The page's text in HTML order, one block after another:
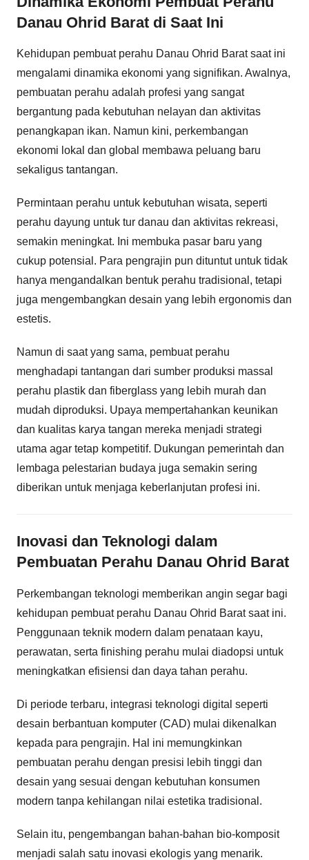
Danau Ohrid Barat di Saat Ini
Kehidupan pembuat perahu Danau Ohrid Barat saat ini
mengalami dinamika ekonomi yang signifikan. Awalnya,
pembuatan perahu adalah profesi yang sangat
bergantung pada kebutuhan nelayan dan aktivitas
penangkapan ikan. Namun kini, perkembangan
ekonomi lokal dan global membawa peluang baru
sekaligus tantangan.
Permintaan perahu untuk kebutuhan wisata, seperti
perahu dayung untuk tur danau dan aktivitas rekreasi,
semakin meningkat. Ini membuka pasar baru yang
cukup potensial. Para pengrajin pun dituntut untuk tidak
hanya mengandalkan bentuk perahu tradisional, tetapi
juga mengembangkan desain yang lebih ergonomis dan
estetis.
Namun di saat yang sama, pembuat perahu
menghadapi tantangan dari sumber produksi massal
perahu plastik dan fiberglass yang lebih murah dan
mudah diproduksi. Upaya mempertahankan keunikan
dan kualitas karya tangan mereka menjadi strategi
utama agar tetap kompetitif. Dukungan pemerintah dan
lembaga pelestarian budaya juga semakin sering
diberikan untuk menjaga keberlanjutan profesi ini.
Inovasi dan Teknologi dalam
Pembuatan Perahu Danau Ohrid Barat
Perkembangan teknologi memberikan angin segar bagi
kehidupan pembuat perahu Danau Ohrid Barat saat ini.
Penggunaan teknik modern dalam penataan kayu,
perawatan, serta finishing perahu mulai diadopsi untuk
meningkatkan efisiensi dan daya tahan perahu.
Di periode terbaru, integrasi teknologi digital seperti
desain berbantuan komputer (CAD) mulai dikenalkan
kepada para pengrajin. Hal ini memungkinkan
pembuatan perahu dengan presisi lebih tinggi dan
desain yang sesuai dengan kebutuhan konsumen
modern tanpa kehilangan nilai estetika tradisional.
Selain itu, pengembangan bahan-bahan bio-komposit
menjadi salah satu inovasi ekologis yang menarik.